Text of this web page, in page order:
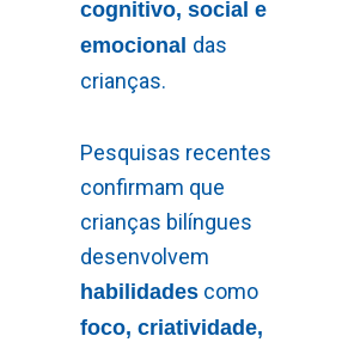
cognitivo, social e
emocional das
crianças.
Pesquisas recentes
confirmam que
crianças bilíngues
desenvolvem
habilidadescomo
foco, criatividade,